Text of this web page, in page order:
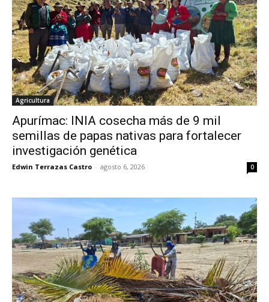
Agricultura
Apurímac: INIA cosecha más de 9 mil
semillas de papas nativas para fortalecer
investigación genética
Edwin Terrazas Castro - agosto 6, 2026 0